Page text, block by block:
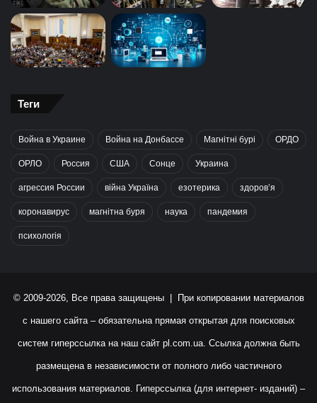
Теги
Война в Украине Война на Донбассе Магнітні бурі ОРДО
ОРЛО Россия США Сонце Украина
агрессия России війна Україна езотерика здоров’я
коронавирус магнітна буря наука пандемия
психологія
© 2009-2026, Все права защищены | При копировании материалов
с нашего сайта – обязательна прямая открытая для поисковых
систем гиперссылка на наш сайт pl.com.ua. Ссылка должна быть
размещена в независимости от полного либо частичного
использования материалов. Гиперссылка (для интернет- изданий) –